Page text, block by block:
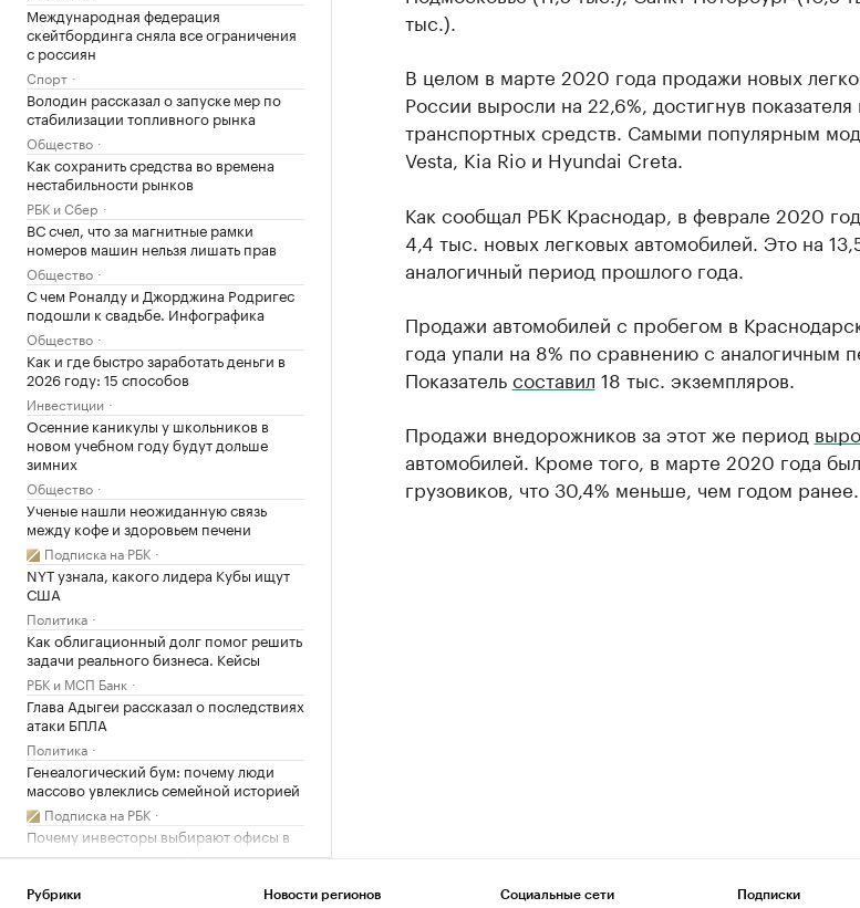
Международная федерация
скейтбординга сняла все ограничения
с россиян
Спорт
Володин рассказал о запуске мер по
стабилизации топливного рынка
Общество
Как сохранить средства во времена
нестабильности рынков
РБК и Сбер
ВС счел, что за магнитные рамки
номеров машин нельзя лишать прав
Общество
С чем Роналду и Джорджина Родригес
подошли к свадьбе. Инфографика
Общество
Как и где быстро заработать деньги в
2026 году: 15 способов
Инвестиции
Осенние каникулы у школьников в
новом учебном году будут дольше
зимних
Общество
Ученые нашли неожиданную связь
между кофе и здоровьем печени
Подписка на РБК
NYT узнала, какого лидера Кубы ищут
США
Политика
Как облигационный долг помог решить
задачи реального бизнеса. Кейсы
РБК и МСП Банк
Глава Адыгеи рассказал о последствиях
атаки БПЛА
Политика
Генеалогический бум: почему люди
массово увлеклись семейной историей
Подписка на РБК
Почему инвесторы выбирают офисы в
оживленных районах Москвы
Трамп отпросился с заседания Госдепа
тыс.).
В целом в марте 2020 года продажи новых
России выросли на 22,6%, достигнув показателя
транспортных средств. Самыми популярным
Vesta, Kia Rio и Hyundai Creta.
Как сообщал РБК Краснодар, в феврале 2020
4,4 тыс. новых легковых автомобилей. Это на
аналогичный период прошлого года.
Продажи автомобилей с пробегом в
года упали на 8% по сравнению с аналогичным
Показательсоставил 18 тыс. экземпляров.
Продажи внедорожников за этот же период
автомобилей. Кроме того, в марте 2020 года
грузовиков, что 30,4% меньше, чем годом ранее.
Рубрики Новости регионов Социальные сети Подписки